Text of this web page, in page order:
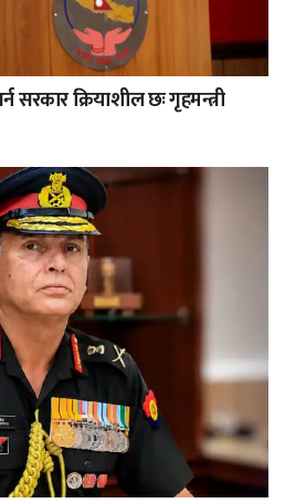
सरकार क्रियाशील छः गृहमन्त्री